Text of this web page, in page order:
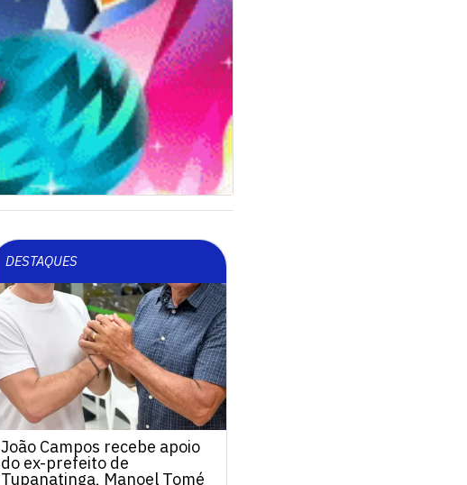
DESTAQUES
João Campos recebe apoio
do ex-prefeito de
Tupanatinga, Manoel Tomé